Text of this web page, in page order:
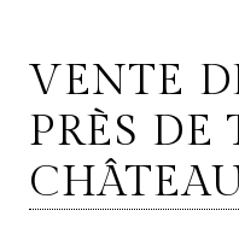
VENTE
PRÈS DE